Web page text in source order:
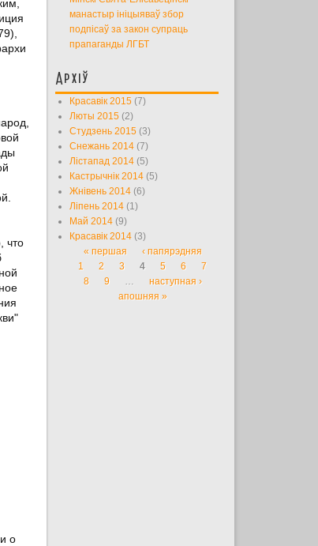
что
о
манастыр ініцыяваў збор
подпісаў за закон супраць
прапаганды ЛГБТ
Архіў
Красавік 2015 (7)
Люты 2015 (2)
Студзень 2015 (3)
Снежань 2014 (7)
Лістапад 2014 (5)
Кастрычнік 2014 (5)
Жнівень 2014 (6)
Ліпень 2014 (1)
Май 2014 (9)
Красавік 2014 (3)
Старонкі
« першая
‹ папярэдняя
1
2 3 4 5 6
7
8
9 …
наступная ›
апошняя »